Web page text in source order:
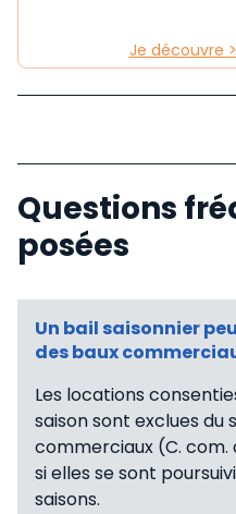
Je découvre >
Questions
posées
Un bail saisonnier
des baux
Les locations
saison sont exclues du
commerciaux (C. com.
si elles se sont
saisons.